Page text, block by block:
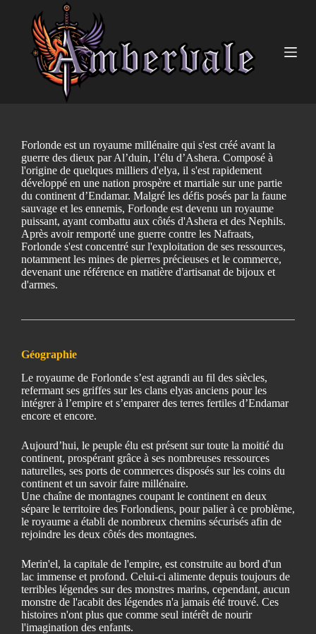
Forlonde est un royaume millénaire qui s'est créé avant la
guerre des dieux par Al’duin, l’élu d’Ashera. Composé à
l'origine de quelques milliers d'elya, il s'est rapidement
développé en une nation prospère et martiale sur une partie
du continent d’Endamar. Malgré les défis posés par la faune
sauvage et les ennemis, Forlonde est devenu un royaume
puissant, ayant combattu aux côtés d'Ashera et des Nephils.
Après avoir remporté une guerre contre les Nafraats,
Forlonde s'est concentré sur l'exploitation de ses ressources,
notamment les mines de pierres précieuses et le commerce,
devenant une référence en matière d'artisanat de bijoux et
d'armes.
Géographie
Le royaume de Forlonde s’est agrandi au fil des siècles,
refermant ses griffes sur les clans elyas anciens pour les
intégrer à l’empire et s’emparer des terres fertiles d’Endamar
encore et encore.
Aujourd’hui, le peuple élu est présent sur toute la moitié du
continent, prospérant grâce à ses nombreuses ressources
naturelles, ses ports de commerces disposés sur les coins du
continent et un savoir faire millénaire.
Une chaîne de montagnes coupant le continent en deux
sépare le territoire des Forlondiens, pour palier à ce problème,
le royaume a établi de nombreux chemins sécurisés afin de
rejoindre les deux côtés des montagnes.
Merin'el, la capitale de l'empire, est construite au bord d'un
lac immense et profond. Celui-ci alimente depuis toujours de
terribles légendes sur des monstres marins, cependant, aucun
monstre de l'acabit des légendes n'a jamais été trouvé. Ces
histoires n'ont plus que comme seul intérêt de nourir
l'imagination des enfants.